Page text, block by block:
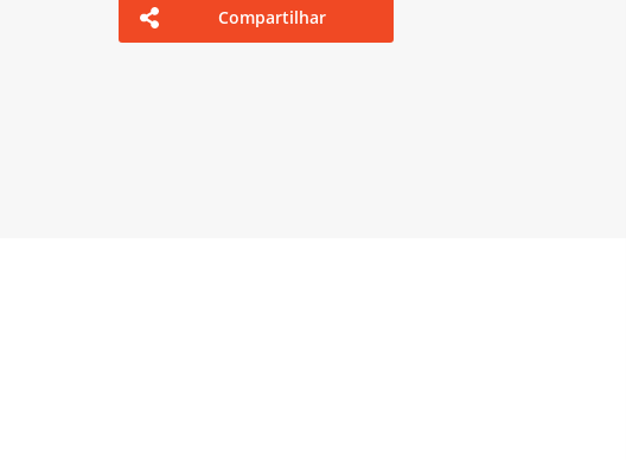
Compartilhar